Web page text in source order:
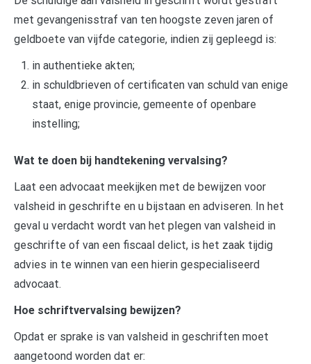
met gevangenisstraf van ten hoogste zeven jaren of
geldboete van vijfde categorie, indien zij gepleegd is:
in authentieke akten;
in schuldbrieven of certificaten van schuld van enige
staat, enige provincie, gemeente of openbare
instelling;
Wat te doen bij handtekening vervalsing?
Laat een advocaat meekijken met de bewijzen voor
valsheid in geschrifte en u bijstaan en adviseren. In het
geval u verdacht wordt van het plegen van valsheid in
geschrifte of van een fiscaal delict, is het zaak tijdig
advies in te winnen van een hierin gespecialiseerd
advocaat.
Hoe schriftvervalsing bewijzen?
Opdat er sprake is van valsheid in geschriften moet
aangetoond worden dat er: